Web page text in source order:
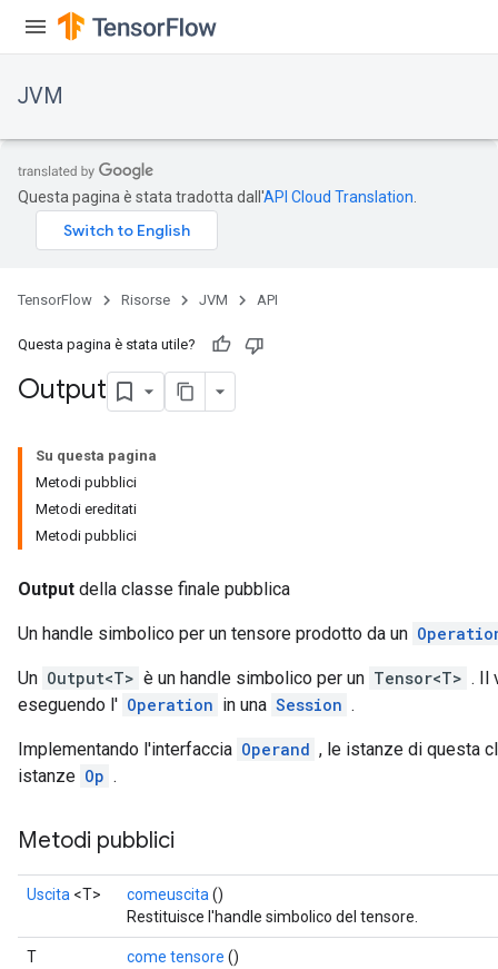
JVM
Questa pagina è stata tradotta dall'API Cloud Translation
TensorFlow Risorse JVM API
Questa pagina è stata utile?
Output
Su questa pagina
Metodi pubblici
Metodi ereditati
Metodi pubblici
Output della classe finale pubblica
Un handle simbolico per un tensore prodotto da un
Un Output<T> è un handle simbolico per un Tensor<T> . Il
eseguendo l' Operation in una Session .
Implementando l'interfaccia Operand , le istanze di questa
istanze Op .
Metodi pubblici
Uscita <T> comeuscita ()
Restituisce l'handle simbolico del tensore.
T come tensore ()